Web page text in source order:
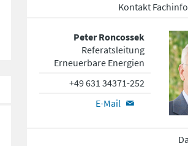
Kontakt
Peter Roncossek
Referatsleitung
Erneuerbare Energien
+49 631 34371-252
E-Mail